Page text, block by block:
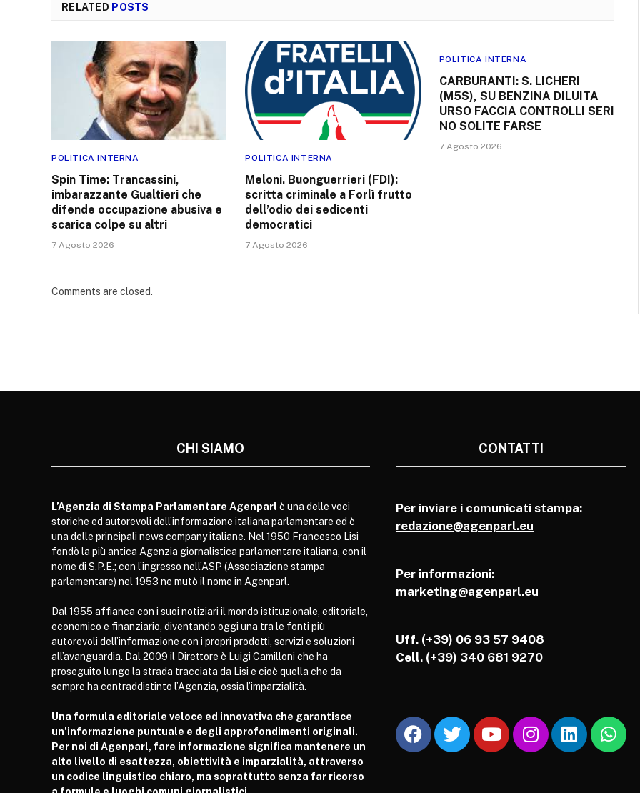
RELATED POSTS
POLITICA INTERNA
Spin Time: Trancassini,
imbarazzante Gualtieri che
difende occupazione abusiva e
scarica colpe su altri
7 Agosto 2026
POLITICA INTERNA
Meloni. Buonguerrieri (FDI):
scritta criminale a Forlì frutto
dell’odio dei sedicenti
democratici
7 Agosto 2026
POLITICA INTERNA
CARBURANTI: S. LICHERI
(M5S), SU BENZINA DILUITA
URSO FACCIA CONTROLLI SERI
NO SOLITE FARSE
7 Agosto 2026
Comments are closed.
CHI SIAMO
L’Agenzia di Stampa Parlamentare Agenparl è una delle voci
storiche ed autorevoli dell’informazione italiana parlamentare ed è
una delle principali news company italiane. Nel 1950 Francesco Lisi
fondò la più antica Agenzia giornalistica parlamentare italiana, con il
nome di S.P.E.; con l’ingresso nell’ASP (Associazione stampa
parlamentare) nel 1953 ne mutò il nome in Agenparl.
Dal 1955 affianca con i suoi notiziari il mondo istituzionale, editoriale,
economico e finanziario, diventando oggi una tra le fonti più
autorevoli dell’informazione con i propri prodotti, servizi e soluzioni
all’avanguardia. Dal 2009 il Direttore è Luigi Camilloni che ha
proseguito lungo la strada tracciata da Lisi e cioè quella che da
sempre ha contraddistinto l’Agenzia, ossia l’imparzialità.
Una formula editoriale veloce ed innovativa che garantisce
un’informazione puntuale e degli approfondimenti originali.
Per noi di Agenparl, fare informazione significa mantenere un
alto livello di esattezza, obiettività e imparzialità, attraverso
un codice linguistico chiaro, ma soprattutto senza far ricorso
CONTATTI
Per inviare i comunicati stampa:
redazione@agenparl.eu
Per informazioni:
marketing@agenparl.eu
Uff. (+39) 06 93 57 9408
Cell. (+39) 340 681 9270